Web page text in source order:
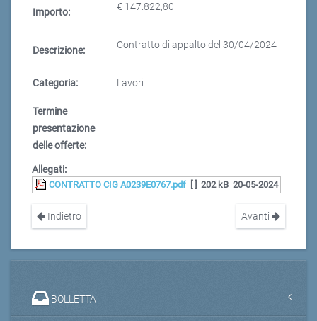
Importo: € 147.822,80
Descrizione: Contratto di appalto del 30/04/2024
Categoria: Lavori
Termine
presentazione
delle offerte:
Allegati:
CONTRATTO CIG A0239E0767.pdf 202 kB 20-05-2024
Indietro Avanti
BOLLETTA